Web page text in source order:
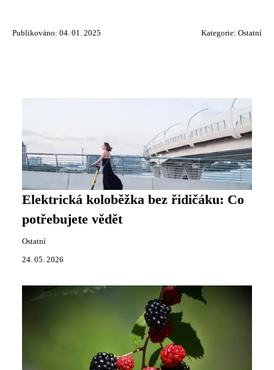
Publikováno: 04. 01. 2025 Kategorie: Ostatní
Elektrická koloběžka bez řidičáku: Co
potřebujete vědět
Ostatní
24. 05. 2026